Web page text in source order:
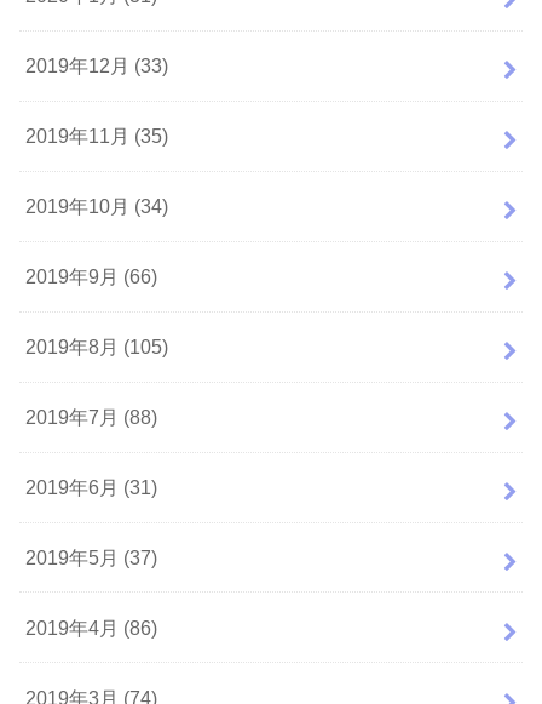
2019年12月 (33)
2019年11月 (35)
2019年10月 (34)
2019年9月 (66)
2019年8月 (105)
2019年7月 (88)
2019年6月 (31)
2019年5月 (37)
2019年4月 (86)
2019年3月 (74)